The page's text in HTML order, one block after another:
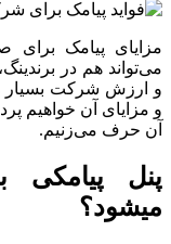
مزایای پیامک برای
می‌تواند هم در
و ارزش شرکت بسیار
و مزایای آن خواهیم
آن حرف می‌زنیم.
پنل پیامکی
میشود؟